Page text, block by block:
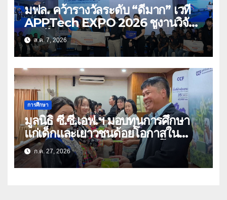
มฟล. คว้ารางวัลระดับ “ดีมาก” เวที
APPTech EXPO 2026 ชูงานวิจัย
สมุนไพร ขับเคลื่อนนวัตกรรมสู่เชิง
พาณิชย์
ส.ค. 7, 2026
การศึกษา
มูลนิธิ ซี.ซี.เอฟ.ฯ มอบทุนการศึกษา
แก่เด็กและเยาวชนด้อยโอกาสใน
จังหวัดเชียงราย-พะเยา สร้างโอกาส
ทางการศึกษา
ก.ค. 27, 2026